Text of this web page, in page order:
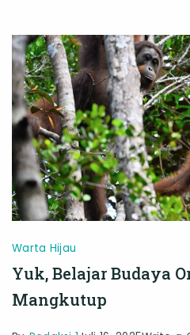
Warta Hijau
Yuk, Belajar Budaya
Mangkutup